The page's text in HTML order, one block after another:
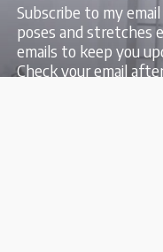
Subscribe to my
poses and stretches
emails to keep you
Check your email